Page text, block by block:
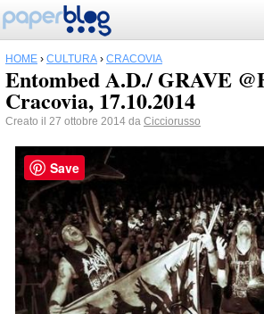
HOME › CULTURA › CRACOVIA
Entombed A.D./ GRAVE
Cracovia, 17.10.2014
Creato il 27 ottobre 2014 da Cicciorusso
Save